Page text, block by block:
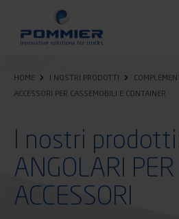
contenuto
HOME I NOSTRI PRODOTTI
ACCESSORI PER CASSEMOBILI E CONTAINER
I nostri
ANGOLARI
ACCESSORI